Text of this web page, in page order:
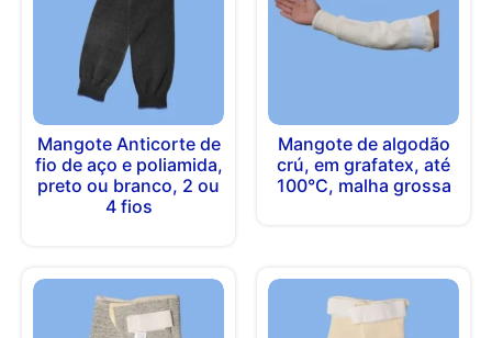
Mangote Anticorte de
fio de aço e poliamida,
preto ou branco, 2 ou
4 fios
Mangote de algodão
crú, em grafatex, até
100°C, malha grossa